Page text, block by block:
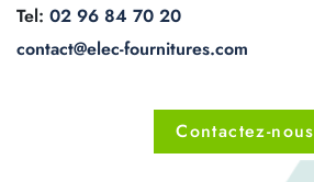
Tel: 02 96 84 70 20
contact@elec-fournitures.com
Contactez-nous